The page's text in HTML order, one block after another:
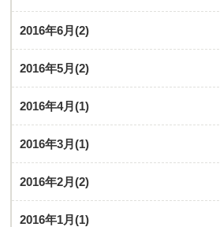
2016年6月(2)
2016年5月(2)
2016年4月(1)
2016年3月(1)
2016年2月(2)
2016年1月(1)